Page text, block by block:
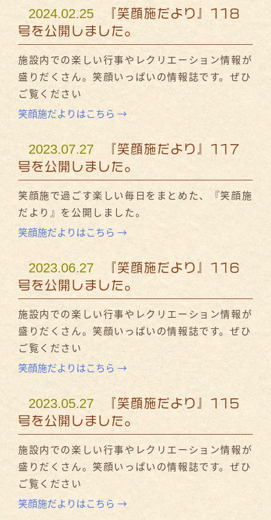
2024.02.25
『笑顔施だより』118
号を公開しました。
施設内での楽しい行事やレクリエーション情報が
盛りだくさん。笑顔いっぱいの情報誌です。ぜひ
ご覧ください
笑顔施だよりはこちら →
2023.07.27
『笑顔施だより』117
号を公開しました。
笑顔施で過ごす楽しい毎日をまとめた、『笑顔施
だより』を公開しました。
笑顔施だよりはこちら →
2023.06.27
『笑顔施だより』116
号を公開しました。
施設内での楽しい行事やレクリエーション情報が
盛りだくさん。笑顔いっぱいの情報誌です。ぜひ
ご覧ください
笑顔施だよりはこちら →
2023.05.27
『笑顔施だより』115
号を公開しました。
施設内での楽しい行事やレクリエーション情報が
盛りだくさん。笑顔いっぱいの情報誌です。ぜひ
ご覧ください
笑顔施だよりはこちら →